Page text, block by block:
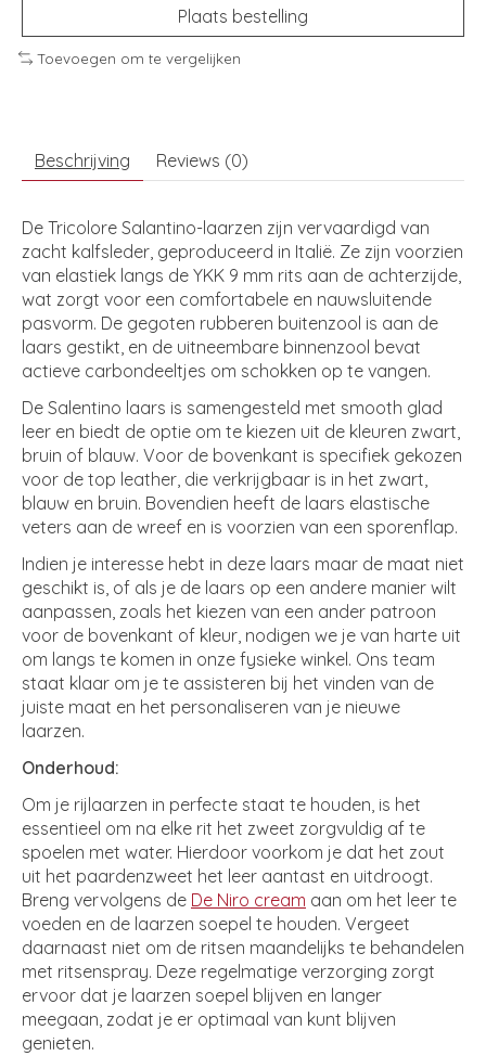
Plaats bestelling
Toevoegen om te vergelijken
Beschrijving Reviews (0)
De Tricolore Salantino-laarzen zijn vervaardigd van
zacht kalfsleder, geproduceerd in Italië. Ze zijn voorzien
van elastiek langs de YKK 9 mm rits aan de achterzijde,
wat zorgt voor een comfortabele en nauwsluitende
pasvorm. De gegoten rubberen buitenzool is aan de
laars gestikt, en de uitneembare binnenzool bevat
actieve carbondeeltjes om schokken op te vangen.
De Salentino laars is samengesteld met smooth glad
leer en biedt de optie om te kiezen uit de kleuren zwart,
bruin of blauw. Voor de bovenkant is specifiek gekozen
voor de top leather, die verkrijgbaar is in het zwart,
blauw en bruin. Bovendien heeft de laars elastische
veters aan de wreef en is voorzien van een sporenflap.
Indien je interesse hebt in deze laars maar de maat niet
geschikt is, of als je de laars op een andere manier wilt
aanpassen, zoals het kiezen van een ander patroon
voor de bovenkant of kleur, nodigen we je van harte uit
om langs te komen in onze fysieke winkel. Ons team
staat klaar om je te assisteren bij het vinden van de
juiste maat en het personaliseren van je nieuwe
laarzen.
Onderhoud:
Om je rijlaarzen in perfecte staat te houden, is het
essentieel om na elke rit het zweet zorgvuldig af te
spoelen met water. Hierdoor voorkom je dat het zout
uit het paardenzweet het leer aantast en uitdroogt.
Breng vervolgens de De Niro cream aan om het leer te
voeden en de laarzen soepel te houden. Vergeet
daarnaast niet om de ritsen maandelijks te behandelen
met ritsenspray. Deze regelmatige verzorging zorgt
ervoor dat je laarzen soepel blijven en langer
meegaan, zodat je er optimaal van kunt blijven
genieten.